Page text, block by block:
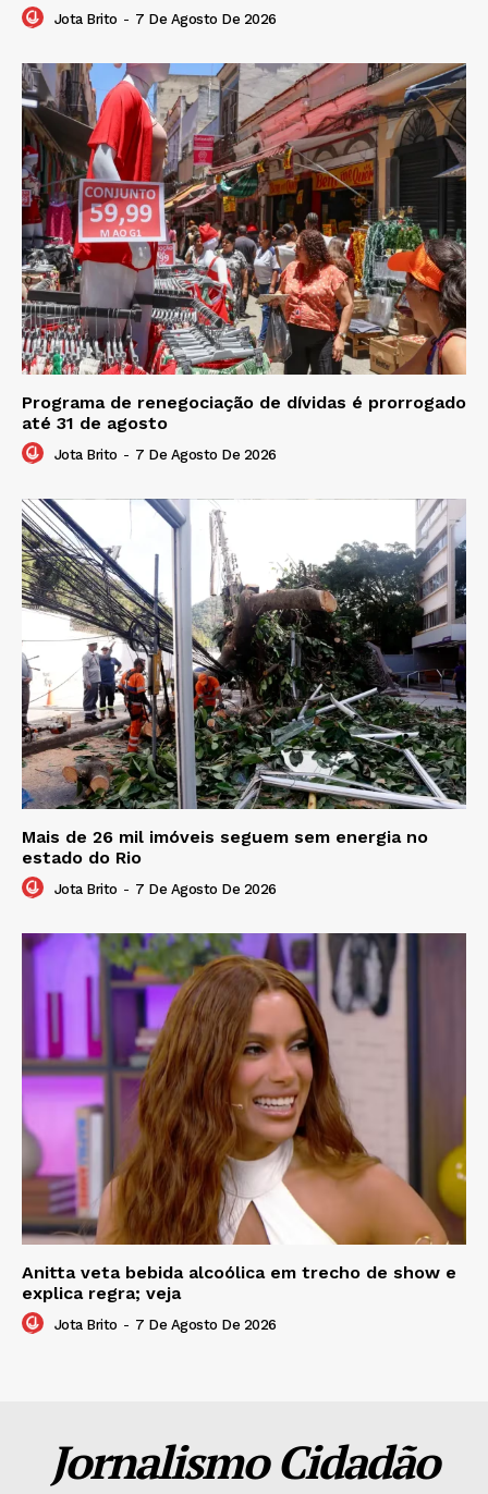
Jota Brito - 7 De Agosto De 2026
Programa de renegociação de dívidas é prorrogado
até 31 de agosto
Jota Brito - 7 De Agosto De 2026
Mais de 26 mil imóveis seguem sem energia no
estado do Rio
Jota Brito - 7 De Agosto De 2026
Anitta veta bebida alcoólica em trecho de show e
explica regra; veja
Jota Brito - 7 De Agosto De 2026
Jornalismo Cidadão